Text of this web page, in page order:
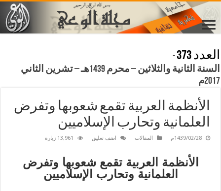
العدد 373
-
السنة الثانية والثلاثين – محرم 1439هـ – تشرين الثاني
2017م
الأنظمة العربية تقمع شعوبها وتفرض
العلمانية وتحارب الإسلاميين
1439/02/28م المقالات اضف تعليق 13,961 زيارة
الأنظمة العربية تقمع شعوبها وتفرض
العلمانية وتحارب الإسلاميين